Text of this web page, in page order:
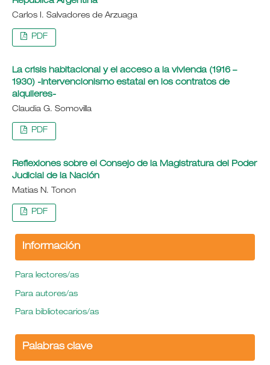
Carlos I. Salvadores de Arzuaga
PDF
La crisis habitacional y el acceso a la vivienda (1916 –
1930) -Intervencionismo estatal en los contratos de
alquileres-
Claudia G. Somovilla
PDF
Reflexiones sobre el Consejo de la Magistratura del Poder
Judicial de la Nación
Matias N. Tonon
PDF
Información
Para lectores/as
Para autores/as
Para bibliotecarios/as
Palabras clave